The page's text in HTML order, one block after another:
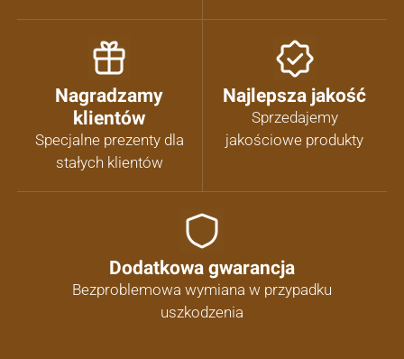
Nagradzamy
klientów
Specjalne prezenty dla
stałych klientów
Najlepsza jakość
Sprzedajemy
jakościowe produkty
Dodatkowa gwarancja
Bezproblemowa wymiana w przypadku
uszkodzenia